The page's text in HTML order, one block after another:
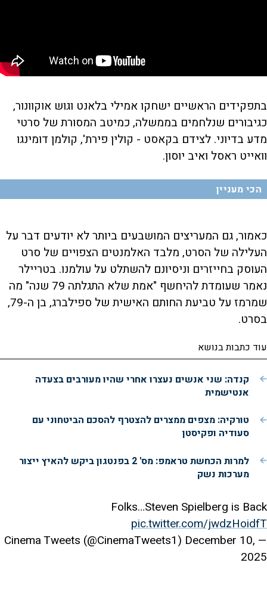
בתפקידים הראשיים ישחקו אמילי בלאנט וגוש אוקוונור,
כגיבורים שנלחמים בממשלה, כמיטב המסורת של סרטי
מדע בדיוני. לצידם בקאסט - קולין פירת', קולמן דומינגו
וואייט ראסל ואיב יוסון.
הכי מעניין
כאמור, גם המעריצים המושבעים ביותר לא יודעים דבר על
העלילה של הסרט, מלבד האלמנטים הצפויים של סרט
העוסק בחייזרים וניסיונם להשתלט על עולמנו. בטריילר
נאמר שעומדת להיחשף "אמת שלא התגלתה 79 שנה" מה
שמרמז על טביעת החותם האישית של ספילברג, בן ה-79,
בסרט.
עוד כתבות בנושא
קנדה: שני אנשים נעצרו אחרי שהיו מעורבים בצעדה
אנטישמית
טורקיה: מצפים ממצרים להצטרף להסכם הביטחוני עם
סעודיה ופקיסטן
למרות הכחשת טראמפ: מס' 2 בפנטגון ביקש להאיץ ייצור
מערכות נשק
Folks…Steven Spielberg is Back
pic.twitter.com/jwdzHoidfT
— Cinema Tweets (@CinemaTweets1)
December 10,
2025